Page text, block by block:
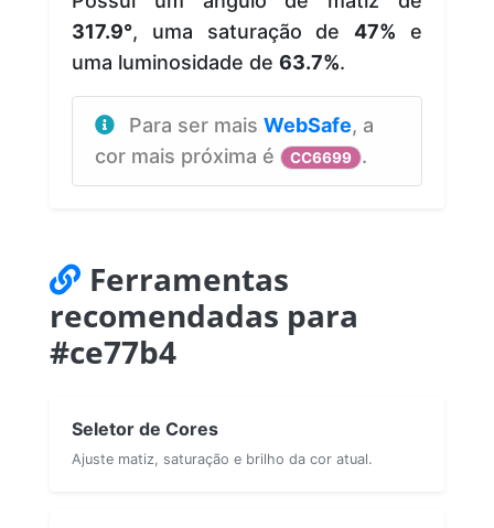
317.9°, uma saturação de47% e
uma luminosidade de 63.7%.
Para ser mais WebSafe, a
cor mais próxima é
CC6699 .
Ferramentas
recomendadas para
#ce77b4
Seletor de Cores
Ajuste matiz, saturação e brilho da cor atual.